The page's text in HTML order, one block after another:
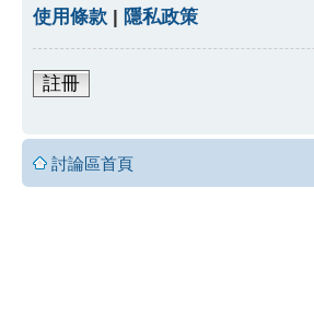
使用條款 | 隱私政策
註冊
討論區首頁